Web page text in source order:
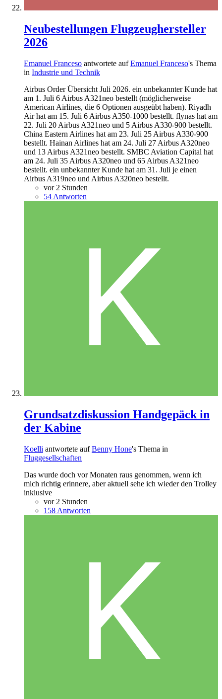
Neubestellungen Flugzeughersteller
2026
Emanuel Franceso antwortete aufEmanuel Franceso's Thema
in Industrie und Technik
Airbus Order Übersicht Juli 2026. ein unbekannter Kunde hat
am 1. Juli 6 Airbus A321neo bestellt (möglicherweise
American Airlines, die 6 Optionen ausgeübt haben). Riyadh
Air hat am 15. Juli 6 Airbus A350-1000 bestellt. flynas hat am
22. Juli 20 Airbus A321neo und 5 Airbus A330-900 bestellt.
China Eastern Airlines hat am 23. Juli 25 Airbus A330-900
bestellt. Hainan Airlines hat am 24. Juli 27 Airbus A320neo
und 13 Airbus A321neo bestellt. SMBC Aviation Capital hat
am 24. Juli 35 Airbus A320neo und 65 Airbus A321neo
bestellt. ein unbekannter Kunde hat am 31. Juli je einen
Airbus A319neo und Airbus A320neo bestellt.
vor 2 Stunden
54 Antworten
Grundsatzdiskussion Handgepäck in
der Kabine
Koelli antwortete aufBenny Hone's Thema in
Fluggesellschaften
Das wurde doch vor Monaten raus genommen, wenn ich
mich richtig erinnere, aber aktuell sehe ich wieder den Trolley
inklusive
vor 2 Stunden
158 Antworten